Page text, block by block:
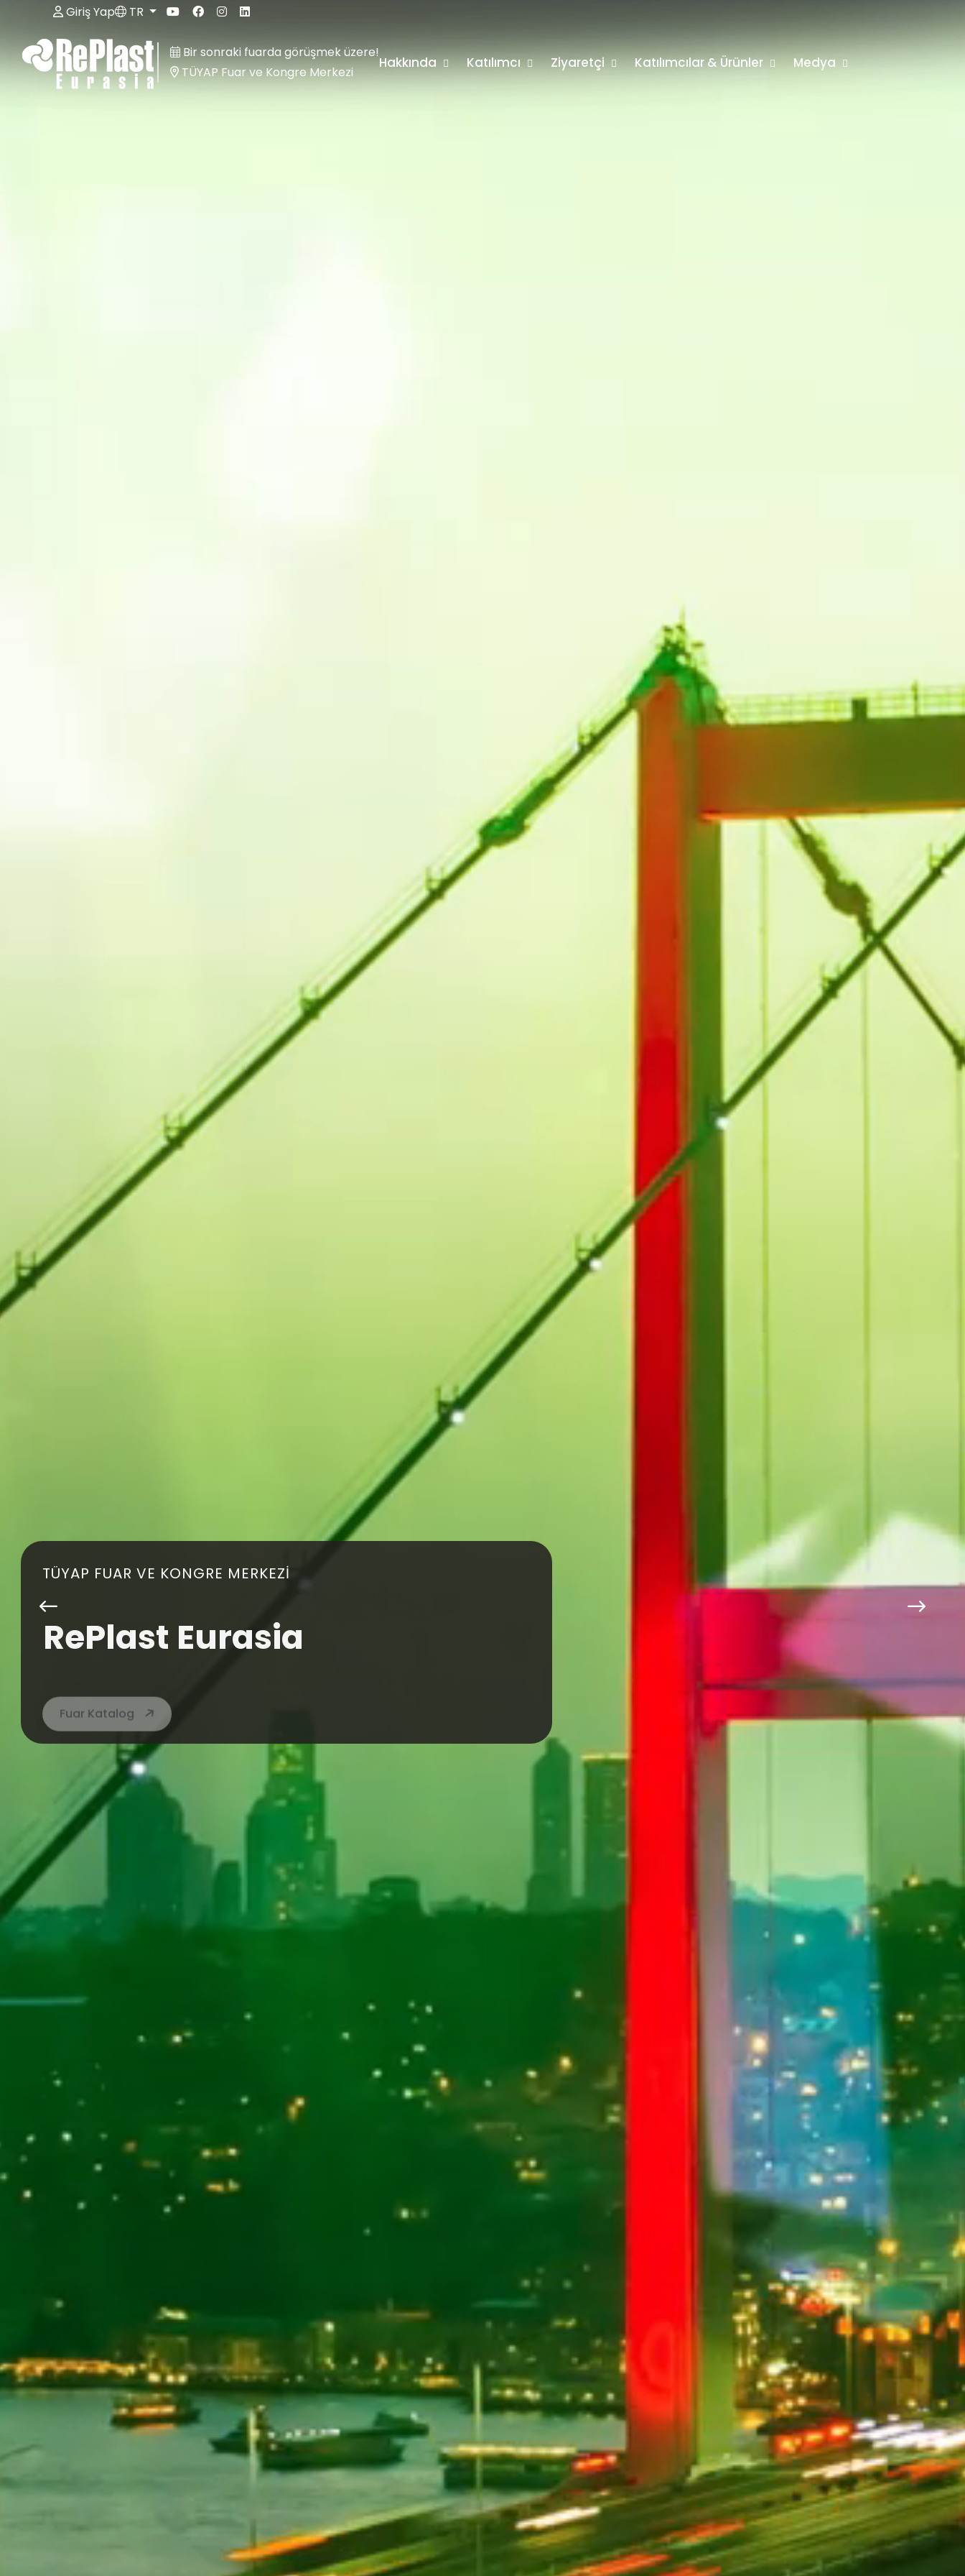
Giriş Yap TR
Bir sonraki fuarda görüşmek üzere!
TÜYAP Fuar ve Kongre Merkezi
Hakkında Katılımcı Ziyaretçi Katılımcılar & Ürünler Medya
MyTüyap ile Dijital Fuar
Deneyimine Geçin!
MyTüyap, Tüyap’ın dijital fuar uygulamasıdır. Ziyaretçilerin ve
akıllı, hızlı ve kolay hale getirir.